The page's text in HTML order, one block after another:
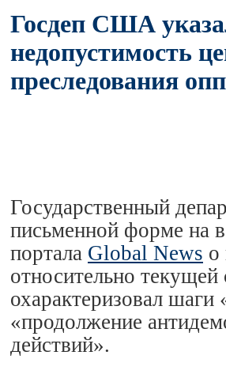
Госдеп США
недопустимость
преследования
Государственный
письменной форме на
портала Global News о
относительно
охарактеризовал
«продолжение
действий».